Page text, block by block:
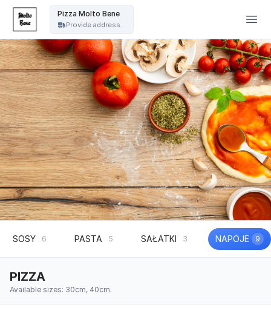
Pizza Molto Bene
Provide address...
SOSY 6 PASTA 5 SAŁATKI 3 NAPOJE 9
PIZZA
Available sizes: 30cm, 40cm.